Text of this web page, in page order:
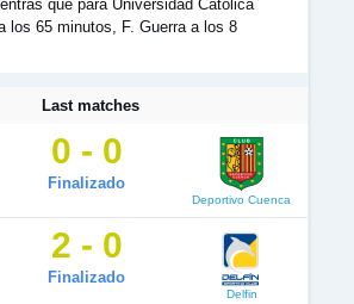
que para Universidad Católica
los 65 minutos, F. Guerra a los 8
Last matches
0 - 0
Finalizado
Deportivo Cuenca
2 - 0
Finalizado
Delfin